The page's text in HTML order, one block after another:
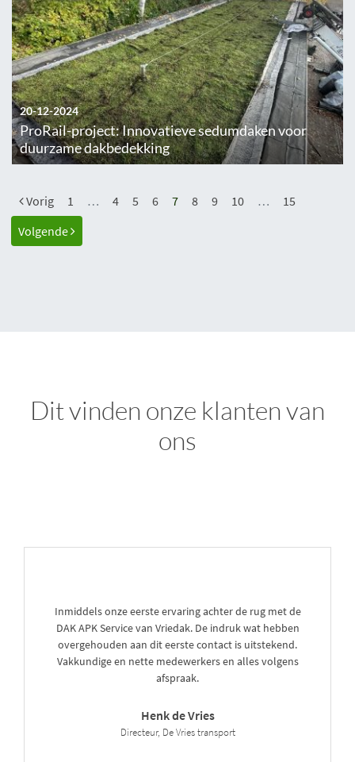
20-12-2024
ProRail-project: Innovatieve sedumdaken voor
duurzame dakbedekking
Vorig 1 … 4 5 6 7 8 9 10 …
15
Volgende
Dit vinden onze klanten van
ons
Inmiddels onze eerste ervaring achter de rug met de
DAK APK Service van Vriedak. De indruk wat hebben
overgehouden aan dit eerste contact is uitstekend.
Vakkundige en nette medewerkers en alles volgens
afspraak.
Henk de Vries
Directeur, De Vries transport